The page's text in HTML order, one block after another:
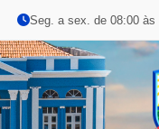
Seg. a sex. de 08:00 às